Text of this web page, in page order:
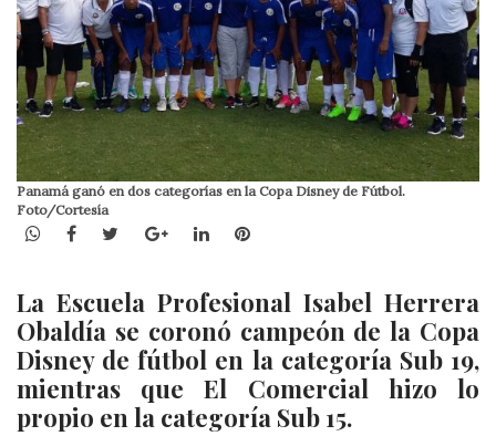
Panamá ganó en dos categorías en la Copa Disney de Fútbol.
Foto/Cortesía
WhatsApp
Facebook
TwitterGoogle+LinkedInPinterest
La Escuela Profesional Isabel Herrera
Obaldía se coronó campeón de la Copa
Disney de fútbol en la categoría Sub 19,
mientras que El Comercial hizo lo
propio en la categoría Sub 15.